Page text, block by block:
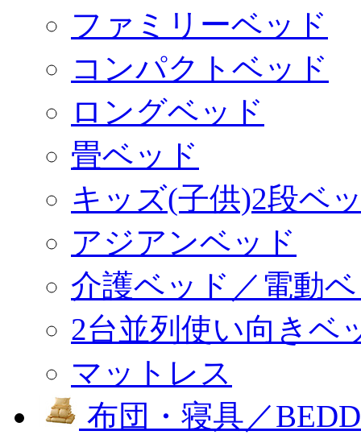
ファミリーベッド
コンパクトベッド
ロングベッド
畳ベッド
キッズ(子供)2段ベ
アジアンベッド
介護ベッド／電動
2台並列使い向きベ
マットレス
布団・寝具／